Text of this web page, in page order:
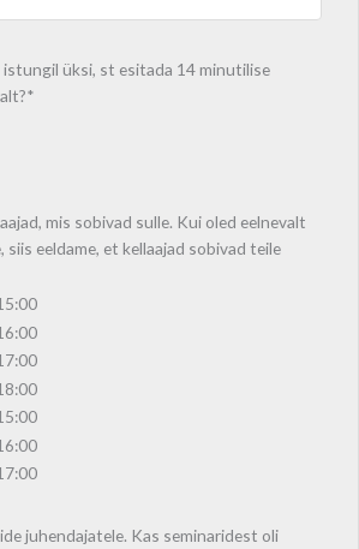
istungil üksi, st esitada 14 minutilise
mis sobivad sulle. Kui oled eelnevalt
siis eeldame, et kellaajad sobivad teile
juhendajatele. Kas seminaridest oli